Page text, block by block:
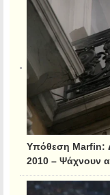
Υπόθεση Marfin:
2010 – Ψάχνουν